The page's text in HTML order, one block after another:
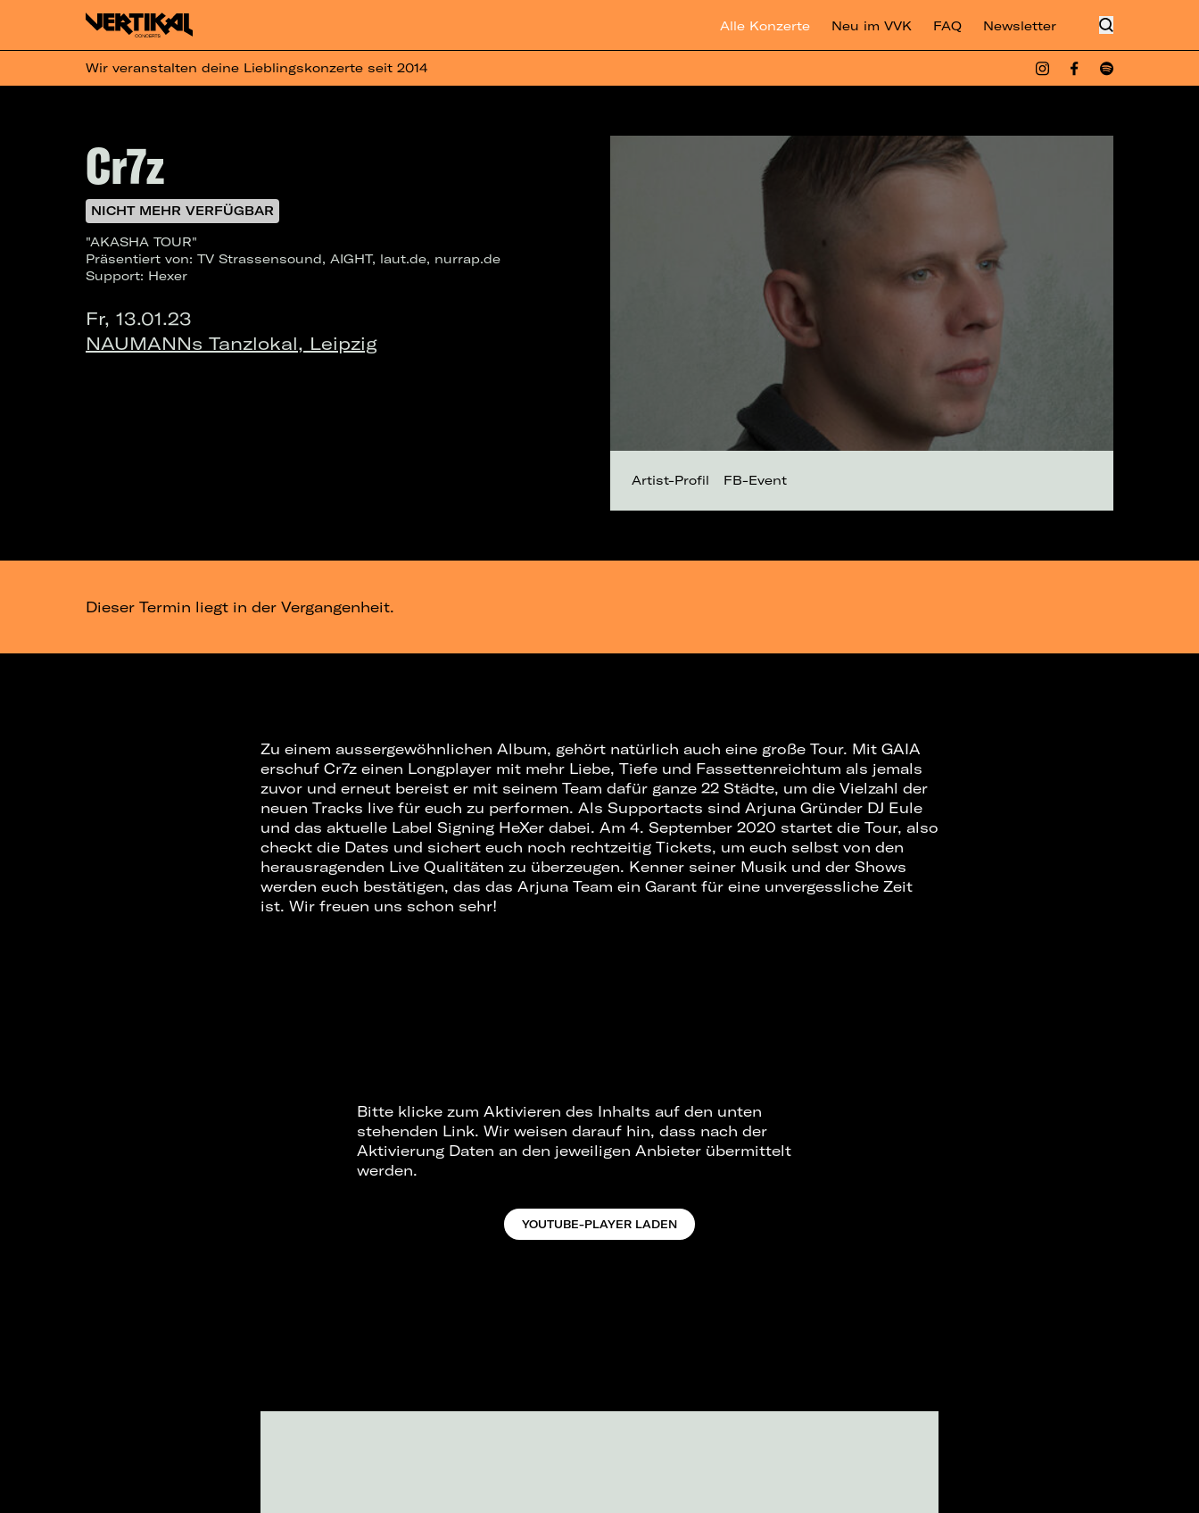
Alle Konzerte Neu im VVK FAQ Newsletter
Wir veranstalten deine Lieblingskonzerte seit 2014
Cr7z
NICHT MEHR VERFÜGBAR
"AKASHA TOUR"
Präsentiert von: TV Strassensound, AIGHT, laut.de, nurrap.de
Support: Hexer
Fr, 13.01.23
NAUMANNs Tanzlokal, Leipzig
Artist-Profil FB-Event
Dieser Termin liegt in der Vergangenheit.
Zu einem aussergewöhnlichen Album, gehört natürlich auch eine große Tour. Mit GAIA
erschuf Cr7z einen Longplayer mit mehr Liebe, Tiefe und Fassettenreichtum als jemals
zuvor und erneut bereist er mit seinem Team dafür ganze 22 Städte, um die Vielzahl der
neuen Tracks live für euch zu performen. Als Supportacts sind Arjuna Gründer DJ Eule
und das aktuelle Label Signing HeXer dabei. Am 4. September 2020 startet die Tour, also
checkt die Dates und sichert euch noch rechtzeitig Tickets, um euch selbst von den
herausragenden Live Qualitäten zu überzeugen. Kenner seiner Musik und der Shows
werden euch bestätigen, das das Arjuna Team ein Garant für eine unvergessliche Zeit
ist. Wir freuen uns schon sehr!
Bitte klicke zum Aktivieren des Inhalts auf den unten
stehenden Link. Wir weisen darauf hin, dass nach der
Aktivierung Daten an den jeweiligen Anbieter übermittelt
werden.
YOUTUBE-PLAYER LADEN